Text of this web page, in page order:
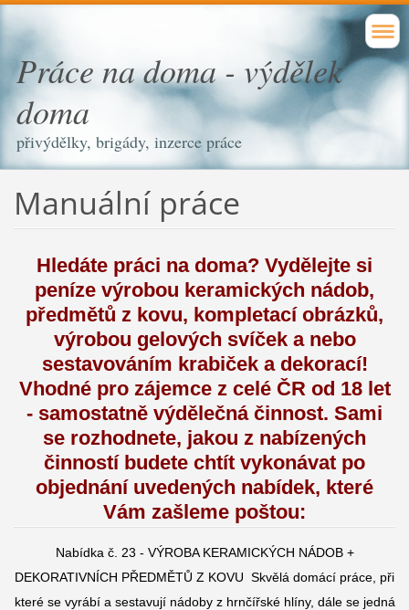
Práce na doma - výdělek
doma
přivýdělky, brigády, inzerce práce
Manuální práce
Hledáte práci na doma? Vydělejte si
peníze výrobou keramických nádob,
předmětů z kovu, kompletací obrázků,
výrobou gelových svíček a nebo
sestavováním krabiček a dekorací!
Vhodné pro zájemce z celé ČR od 18 let
- samostatně výdělečná činnost. Sami
se rozhodnete, jakou z nabízených
činností budete chtít vykonávat po
objednání uvedených nabídek, které
Vám zašleme poštou:
Nabídka č. 23 - VÝROBA KERAMICKÝCH NÁDOB +
DEKORATIVNÍCH PŘEDMĚTŮ Z KOVU Skvělá domácí práce, při
které se vyrábí a sestavují nádoby z hrnčířské hlíny, dále se jedná